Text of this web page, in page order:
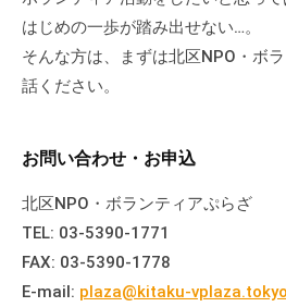
はじめの一歩が踏み出せない…。
そんな方は、まずは北区NPO・ボ
話ください。
お問い合わせ・お申込
北区NPO・ボランティアぷらざ
TEL: 03-5390-1771
FAX: 03-5390-1778
E-mail: plaza@kitaku-